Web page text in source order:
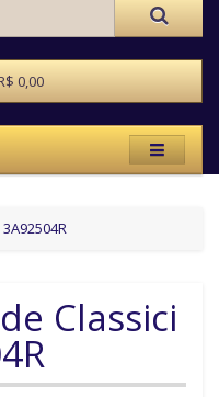
0,00
Classici